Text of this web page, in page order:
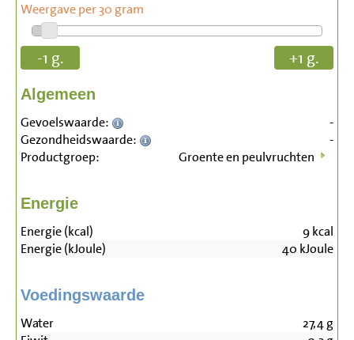
Weergave per 30 gram
-1 g. +1 g.
Algemeen
Gevoelswaarde:
-
Gezondheidswaarde:
-
Productgroep:
Groente en peulvruchten
Energie
Energie (kcal) 9kcal
Energie (kJoule)
40 kJoule
Voedingswaarde
Water 27,4g